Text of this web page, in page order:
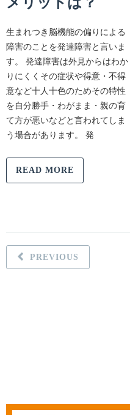
生まれつき脳機能の偏りによる
障害のことを発達障害と言いま
す。 発達障害は外見からはわか
りにくくその症状や得意・不得
意など十人十色のためその特性
を自分勝手・わがまま・親の育
て方が悪いなどと言われてしま
う場合があります。 発
READ MORE
PREVIOUS